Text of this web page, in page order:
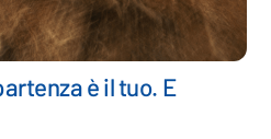
è il tuo. E